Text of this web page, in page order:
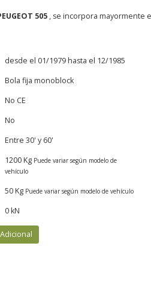
505 , se incorpora mayormente
desde el 01/1979 hasta el 12/1985
Bola fija monoblock
No CE
No
Entre 30' y 60'
1200 Kg Puede variar según modelo de
vehículo
50 Kg Puede variar según modelo de vehículo
0 kN